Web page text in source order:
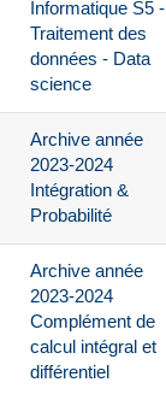
Informatique S5 -
Traitement des
données - Data
science
Archive année
2023-2024
Intégration &
Probabilité
Archive année
2023-2024
Complément de
calcul intégral et
différentiel